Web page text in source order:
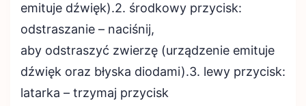
emituje dźwięk).2. środkowy przycisk:
odstraszanie – naciśnij,
aby odstraszyć zwierzę (urządzenie emituje
dźwięk oraz błyska diodami).3. lewy przycisk:
latarka – trzymaj przycisk